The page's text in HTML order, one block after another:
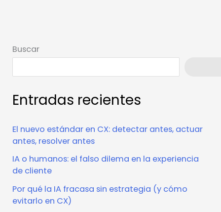
Buscar
Entradas recientes
El nuevo estándar en CX: detectar antes, actuar
antes, resolver antes
IA o humanos: el falso dilema en la experiencia
de cliente
Por qué la IA fracasa sin estrategia (y cómo
evitarlo en CX)